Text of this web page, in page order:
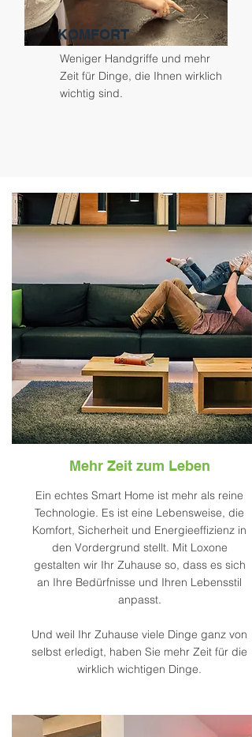
KOMFORT
Weniger Handgriffe und mehr
Zeit für Dinge, die Ihnen wirklich
wichtig sind.
Mehr Zeit zum Leben
Ein echtes Smart Home ist mehr als reine
Technologie. Es ist eine Lebensweise, die
Komfort, Sicherheit und Energieeffizienz in
den Vordergrund stellt. Mit Loxone
gestalten wir Ihr Zuhause so, dass es sich
an Ihre Bedürfnisse und Ihren Lebensstil
anpasst.
Und weil Ihr Zuhause viele Dinge ganz von
selbst erledigt, haben Sie mehr Zeit für die
wirklich wichtigen Dinge.